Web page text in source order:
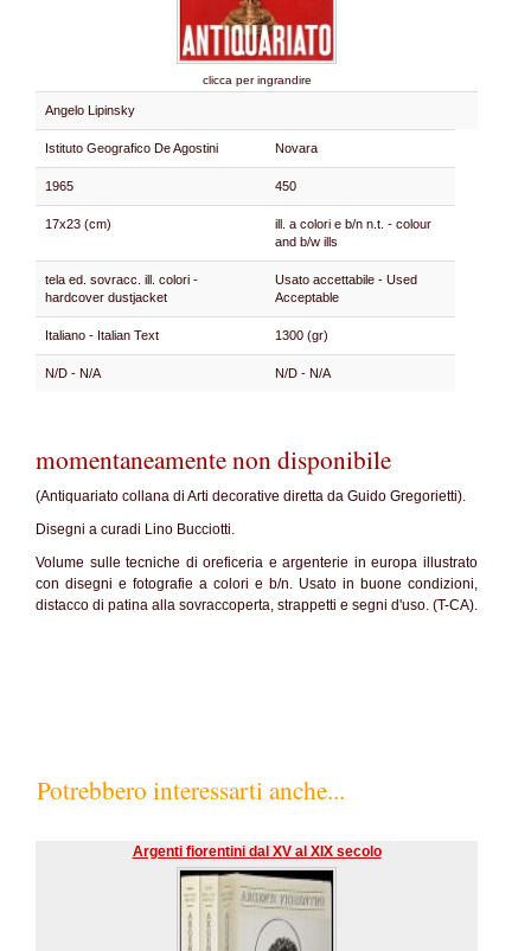
clicca per ingrandire
Angelo Lipinsky
Istituto Geografico De Agostini Novara
1965 450
17x23 (cm)
ill. a colori e b/n n.t. - colour
and b/w ills
tela ed. sovracc. ill. colori -
hardcover dustjacket
Usato accettabile - Used
Acceptable
Italiano - Italian Text 1300 (gr)
N/D - N/A N/D - N/A
momentaneamente non disponibile
(Antiquariato collana di Arti decorative diretta da Guido Gregorietti).
Disegni a curadi Lino Bucciotti.
Volume sulle tecniche di oreficeria e argenterie in europa illustrato
con disegni e fotografie a colori e b/n. Usato in buone condizioni,
distacco di patina alla sovraccoperta, strappetti e segni d'uso. (T-CA).
Potrebbero interessarti anche...
Argenti fiorentini dal XV al XIX secolo